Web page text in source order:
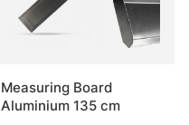
Measuring Board
Aluminium 135 cm